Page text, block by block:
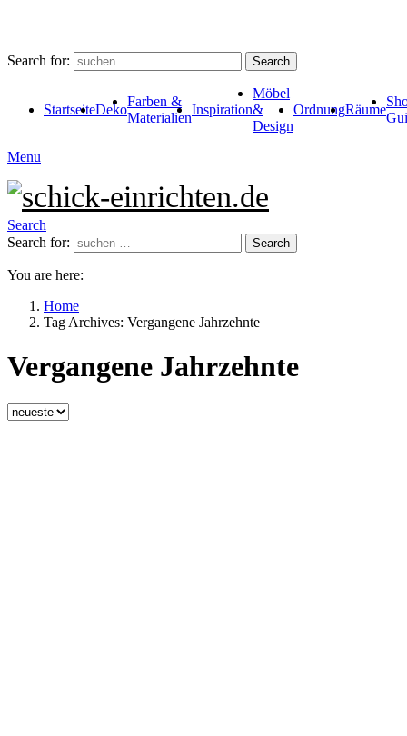
Search for: Search
StartseiteDeko
Farben &
Materialien
Inspiration
Möbel
&
Design
OrdnungRäume
Menu
Search
Search for:
Search
You are here:
Home
Tag Archives: Vergangene Jahrzehnte
Vergangene Jahrzehnte